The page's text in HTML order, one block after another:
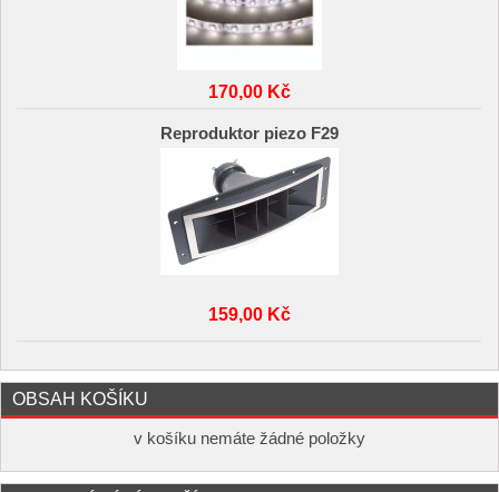
170,00 Kč
Reproduktor piezo F29
159,00 Kč
OBSAH KOŠÍKU
v košíku nemáte žádné položky